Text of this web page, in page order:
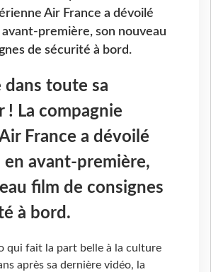
Air France a dévoilé
première, son nouveau
de sécurité à bord.
dans toute sa
! La compagnie
France a dévoilé
en avant-première,
film de consignes
à bord.
qui fait la part belle à la culture
après sa dernière vidéo, la